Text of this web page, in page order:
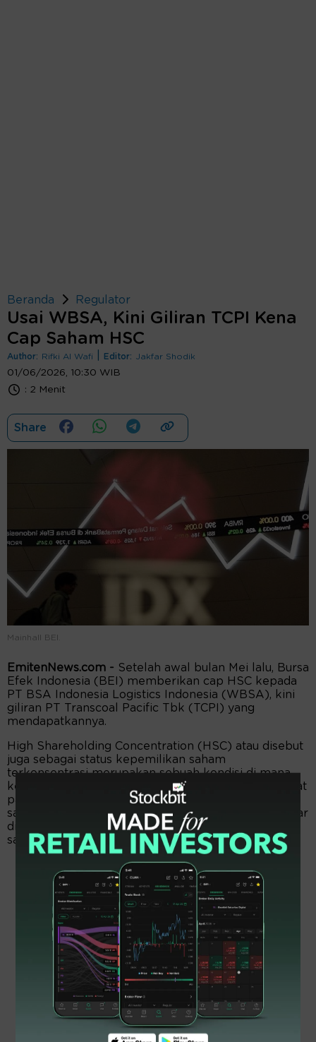
Beranda Regulator
Usai WBSA, Kini Giliran TCPI Kena
Cap Saham HSC
Author: Rifki Al Wafi Editor: Jakfar Shodik
01/06/2026, 10:30 WIB
: 2 Menit
Share
Mainhall BEI.
EmitenNews.com - Setelah awal bulan Mei lalu, Bursa
Efek Indonesia (BEI) memberikan cap HSC kepada
PT BSA Indonesia Logistics Indonesia (WBSA), kini
giliran PT Transcoal Pacific Tbk (TCPI) yang
mendapatkannya.
High Shareholding Concentration (HSC) atau disebut
juga sebagai status kepemilikan saham
terkonsentrasi merupakan sebuah kondisi di mana
kepemilikan saham suatu perusahaan publik terpusat
pada segelintir pihak atau kelompok pemegang
saham tertentu, sehingga jumlah saham yang beredar
di masyarakat alias saham publik atau free float
sangat tipis.